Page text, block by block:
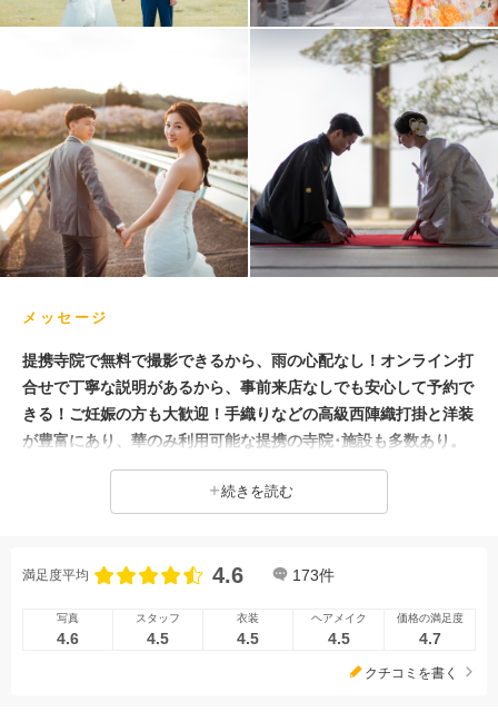
人気スポットでの撮影
挙式フォト 家族・友人と撮影 豊富な白無垢
豊富なドレス
事前来店なしで撮影
土日同一料金 英語対応 スタジオでの撮影
メッセージ
提携寺院で無料で撮影できるから、雨の心配なし！オンライン打
合せで丁寧な説明があるから、事前来店なしでも安心して予約で
きる！ご妊娠の方も大歓迎！手織りなどの高級西陣織打掛と洋装
が豊富にあり、華のみ利用可能な提携の寺院･施設も多数あり。
専属カメラマンのみが撮影の華で、京都・奈良の自然映えフォト
が叶う！桜・新緑・紅葉シーズンには穴場スポットで撮影♫ 外
トウェディングプランも30万円～ (1)和装or洋装ライトプラン：
装ライトプラン：16.5万円（白無垢or色打掛＋ウェディングドレ
プラン：19.8万円（白無垢＋色打掛＋紋付き袴、祇園白川＋提携
続きを読む
満足度平均 4.6 173件
写真
4.6
スタッフ
4.5
衣装
4.5
ヘアメイク
4.5
価格の満足度
4.7
クチコミを書く